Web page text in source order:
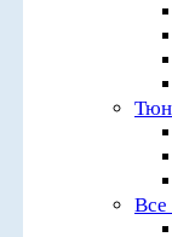
Все